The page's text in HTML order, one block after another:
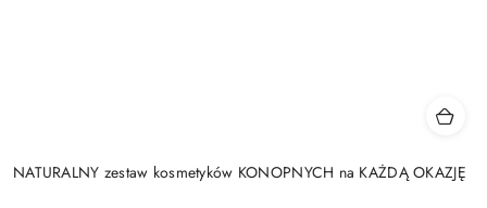
NATURALNY zestaw kosmetyków KONOPNYCH na KAŻDĄ OKAZJĘ